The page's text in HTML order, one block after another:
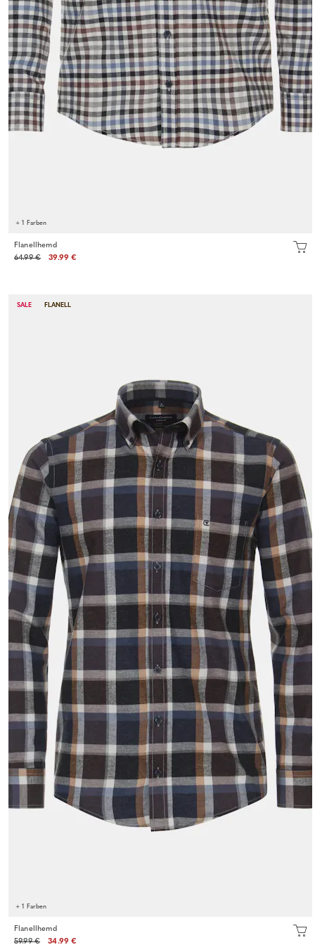
+ 1 Farben
Flanellhemd
64.99 €
39.99 €
SALE FLANELL
+ 1 Farben
Flanellhemd
59.99 €
34.99 €